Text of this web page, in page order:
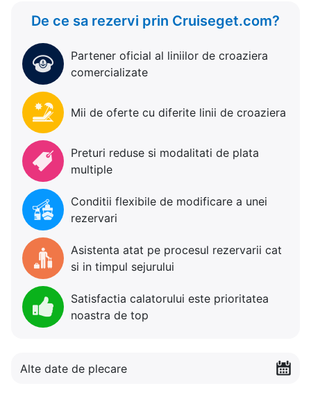
De ce sa rezervi prin Cruiseget.com?
Partener oficial al liniilor de croaziera
comercializate
Mii de oferte cu diferite linii de croaziera
Preturi reduse si modalitati de plata
multiple
Conditii flexibile de modificare a unei
rezervari
Asistenta atat pe procesul rezervarii cat
si in timpul sejurului
Satisfactia calatorului este prioritatea
noastra de top
Alte date de plecare